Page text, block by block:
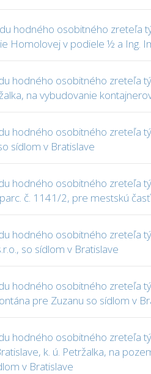
hodného osobitného zreteľa
Homolovej v podiele ½ a Ing.
hodného osobitného zreteľa
na vybudovanie
hodného osobitného zreteľa
sídlom v Bratislave
hodného osobitného zreteľa
č. 1141/2, pre mestskú
hodného osobitného zreteľa
so sídlom v Bratislave
hodného osobitného zreteľa
pre Zuzanu so sídlom v
hodného osobitného zreteľa
k. ú. Petržalka, na
v Bratislave